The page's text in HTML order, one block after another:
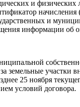
и физических
и
информации об
земельные участки
25 ноября
условий договора.